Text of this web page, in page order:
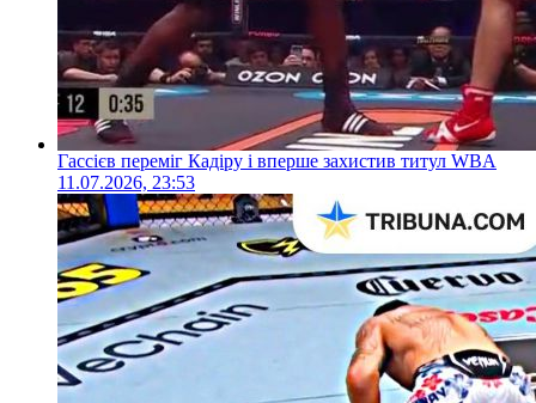
Гассієв переміг Кадіру і вперше захистив титул WBA
11.07.2026, 23:53